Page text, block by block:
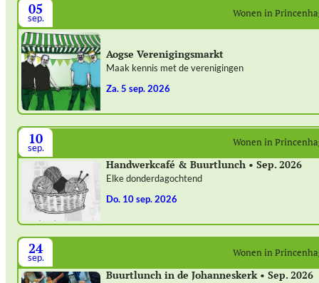
05
sep. Wonen in
Aogse Verenigingsmarkt
Maak kennis met de verenigingen
za. 5 sep. 2026
10
sep. Wonen in
Handwerkcafé & Buurtlunch • Sep. 2026
Elke donderdagochtend
do. 10 sep. 2026
24
sep. Wonen in
Buurtlunch in de Johanneskerk • Sep. 2026